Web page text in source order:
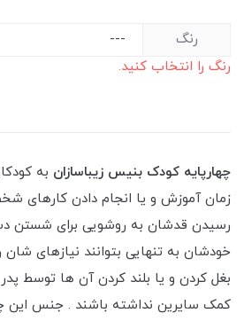
رنگ
رنگ را انتخاب کنید.
چهارپایه کودک بنیس زیباسازان به
زمان آموزش و یا انجام دادن کارهای
رسیدن قدشان به روشویی برای شستن
خودشان به تنهایی بتوانند نیازهای شان
بغل کردن و یا بلند کردن آن ها توسط پدر
کمک سایرین نداشته باشند . جنس این